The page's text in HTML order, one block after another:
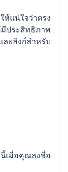
ห้แน่ใจว่าตรง
ประสิทธิภาพ
ะลิงก์สำหรับ
เมื่อคุณลงชื่อ